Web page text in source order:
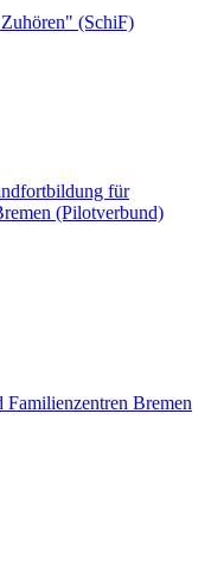
(SchiF)
für
(Pilotverbund)
Bremen